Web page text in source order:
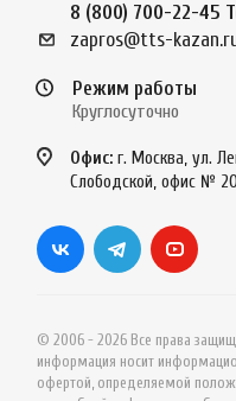
8 (800) 700-22-45
zapros@tts-
Режим работы
Круглосуточно
Офис: г. Москва, ул.
Слободской, офис №
© 2006 - 2026 Все права
информация носит
офертой, определяемой